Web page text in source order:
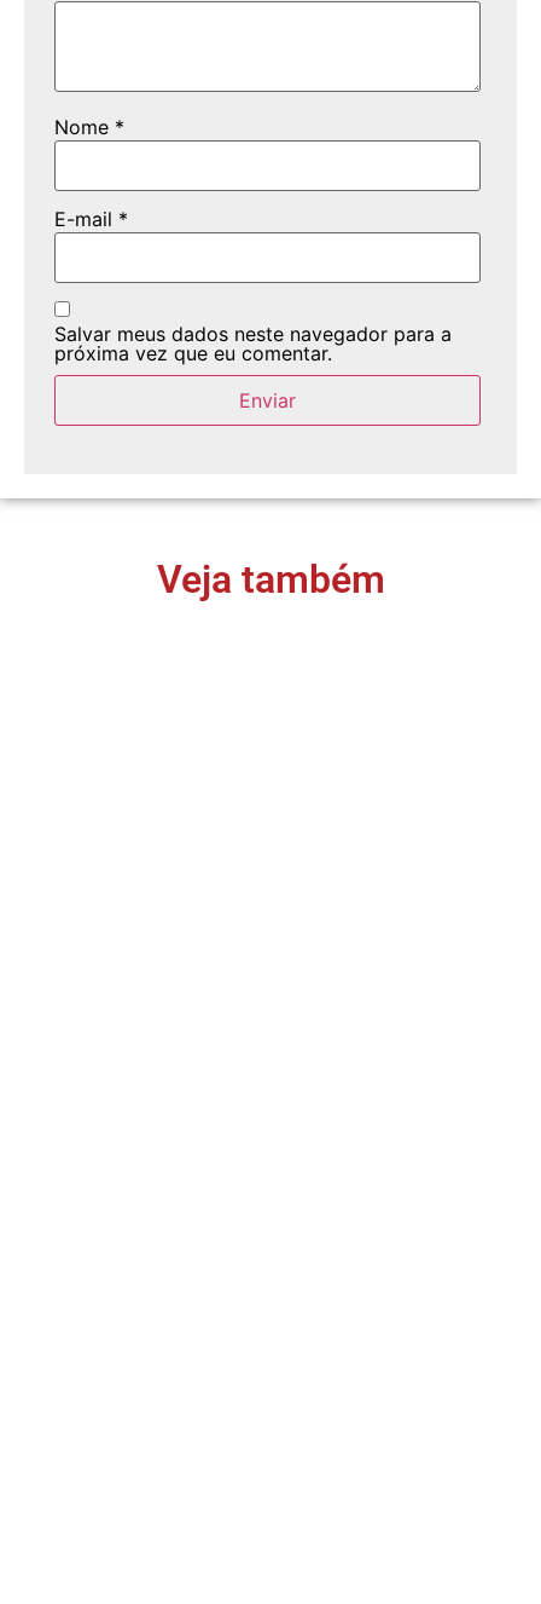
Nome *
E-mail *
Salvar meus dados neste navegador para a
próxima vez que eu comentar.
Veja também